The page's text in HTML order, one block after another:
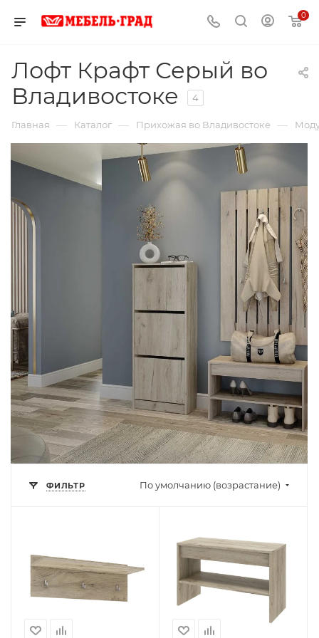
0
Лофт Крафт Серый во
Владивостоке
4
Главная — Каталог — Прихожая во Владивостоке —
ФИЛЬТР По умолчанию (возрастание)